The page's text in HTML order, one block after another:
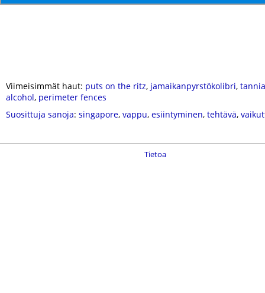
Viimeisimmät haut: puts on the ritz, jamaikanpyrstökolibri, tannia
alcohol, perimeter fences
Suosittuja sanoja: singapore, vappu, esiintyminen, tehtävä,
Tietoa